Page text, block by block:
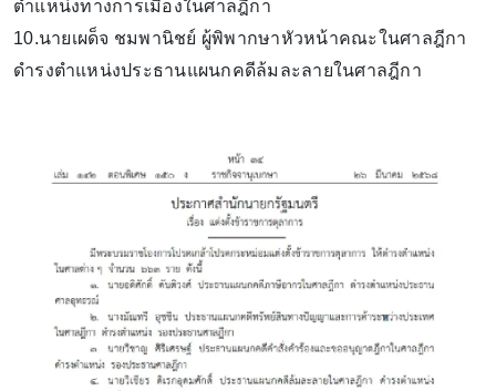
ตำแหน่งทางการเมืองในศาลฎีกา
10.นายเผด็จ ชมพานิชย์ ผู้พิพากษาหัวหน้าคณะในศาลฎีกา
ดำรงตำแหน่งประธานแผนกคดีล้มละลายในศาลฎีกา